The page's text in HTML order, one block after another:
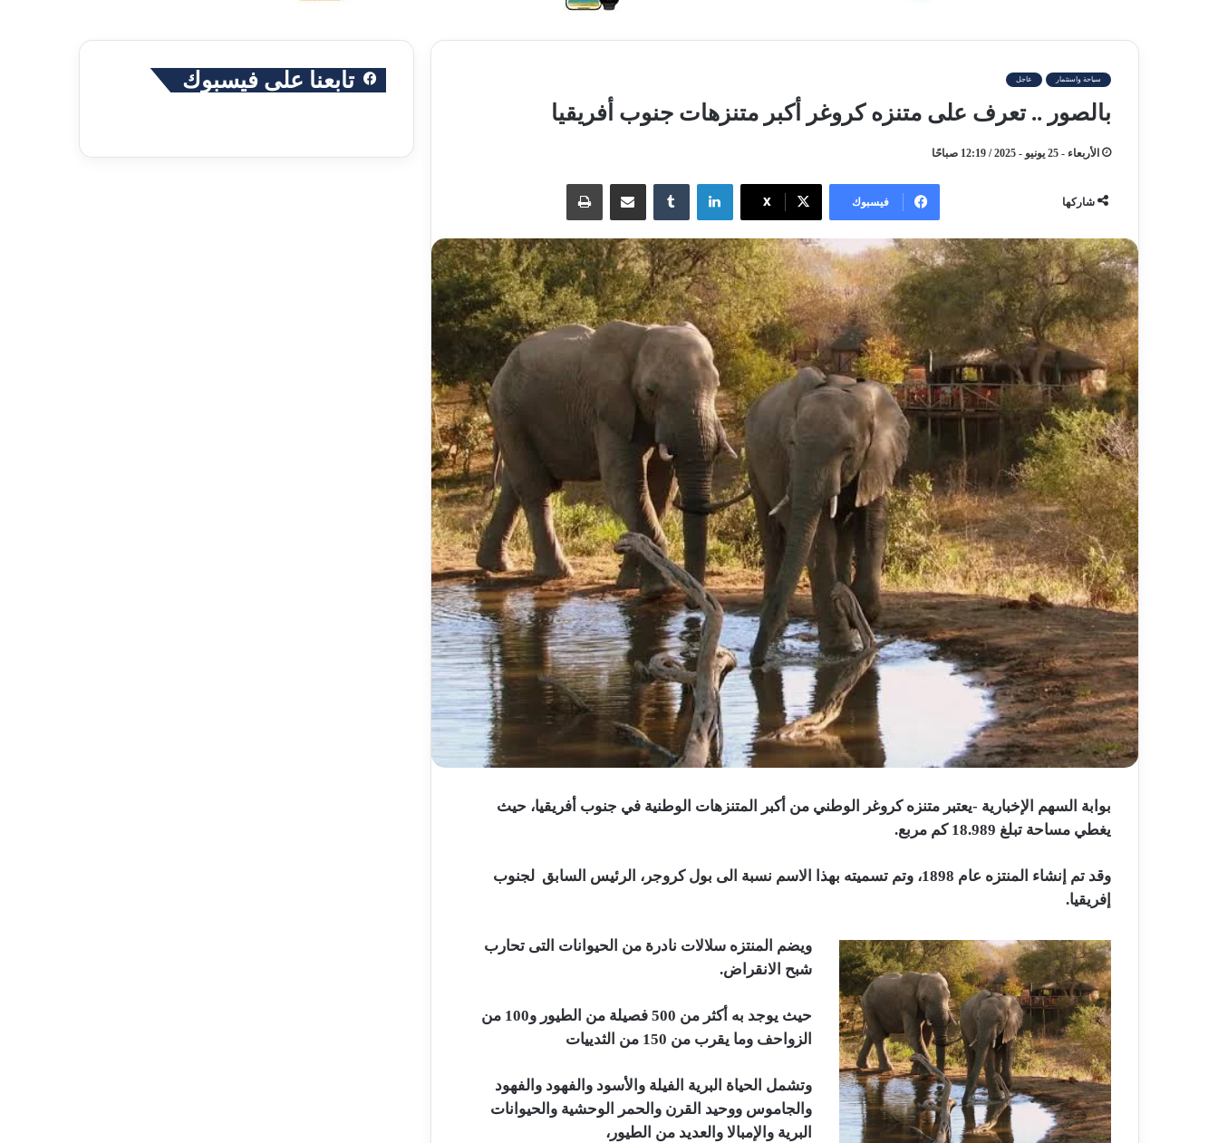
سياحة واستثمار عاجل
بالصور .. تعرف على متنزه كروغر أكبر متنزهات جنوب أفريقيا
الأربعاء - 25 يونيو - 2025 / 12:19 صباحًا
شاركها فيسبوك X
لينكدإن‏Tumblr مشاركة عبر البريد طباعة
بوابة السهم الإخبارية -يعتبر متنزه كروغر الوطني من أكبر المتنزهات الوطنية في جنوب أفريقيا، حيث
يغطي مساحة تبلغ 18.989 كم مربع.
وقد تم إنشاء المنتزه عام 1898، وتم تسميته بهذا الاسم نسبة الى بول كروجر، الرئيس السابق لجنوب
إفريقيا.
ويضم المنتزه سلالات نادرة من الحيوانات التى تحارب
شبح الانقراض.
حيث يوجد به أكثر من 500 فصيلة من الطيور و100 من
الزواحف وما يقرب من 150 من الثدييات
وتشمل الحياة البرية الفيلة والأسود والفهود والفهود
والجاموس ووحيد القرن والحمر الوحشية والحيوانات
البرية والإمبالا والعديد من الطيور،
تابعنا على فيسبوك